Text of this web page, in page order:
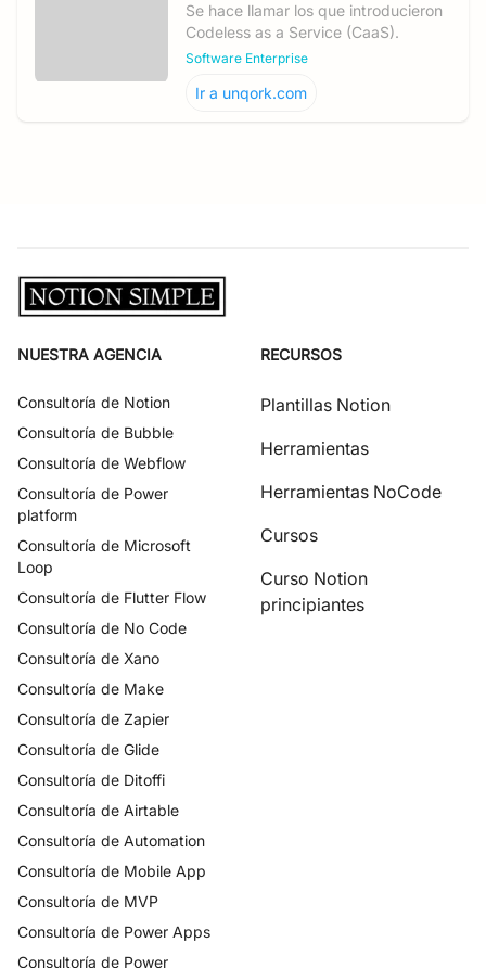
Se hace llamar los que introducieron
Codeless as a Service (CaaS).
Software Enterprise
Ir a unqork.com
NUESTRA AGENCIA
Consultoría de Notion
Consultoría de Bubble
Consultoría de Webflow
Consultoría de Power
platform
Consultoría de Microsoft
Loop
Consultoría de Flutter Flow
Consultoría de No Code
Consultoría de Xano
Consultoría de Make
Consultoría de Zapier
Consultoría de Glide
Consultoría de Ditoffi
Consultoría de Airtable
Consultoría de Automation
Consultoría de Mobile App
Consultoría de MVP
Consultoría de Power Apps
Consultoría de Power
RECURSOS
Plantillas Notion
Herramientas
Herramientas NoCode
Cursos
Curso Notion
principiantes